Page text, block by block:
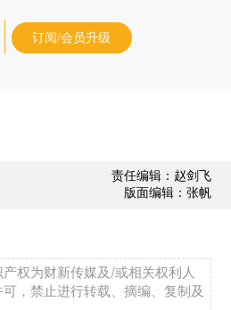
订阅/会员升级
责任编辑：赵剑飞
版面编辑：张帆
权为财新传媒及/或相关权利人
，禁止进行转载、摘编、复制及